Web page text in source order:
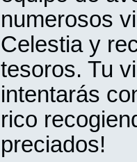
numerosos
Celestia y
tesoros. Tu
intentarás
rico
preciados!